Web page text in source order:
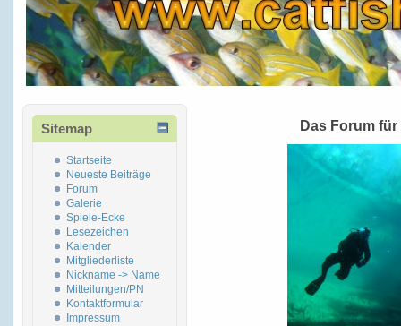
Sitemap
Startseite
Neueste Beiträge
Forum
Galerie
Spiele-Ecke
Lesezeichen
Kalender
Mitgliederliste
Nickname -> Name
Mitteilungen/PN
Kontaktformular
Impressum
Das Forum